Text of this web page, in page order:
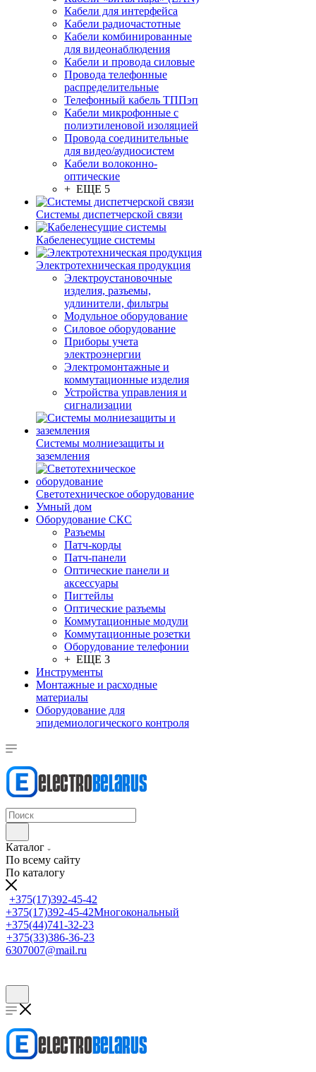
Кабели для интерфейса
Кабели радиочастотные
Кабели комбинированные
для видеонаблюдения
Кабели и провода силовые
Провода телефонные
распределительные
Телефонный кабель ТППэп
Кабели микрофонные с
полиэтиленовой изоляцией
Провода соединительные
для видео/аудиосистем
Кабели волоконно-
оптические
+ ЕЩЕ 5
Системы диспетчерской связи
Кабеленесущие системы
Электротехническая продукция
Электроустановочные
изделия, разъемы,
удлинители, фильтры
Модульное оборудование
Силовое оборудование
Приборы учета
электроэнергии
Электромонтажные и
коммутационные изделия
Устройства управления и
сигнализации
Системы молниезащиты и
заземления
Светотехническое оборудование
Умный дом
Оборудование СКС
Разъемы
Патч-корды
Патч-панели
Оптические панели и
аксессуары
Пигтейлы
Оптические разъемы
Коммутационные модули
Коммутационные розетки
Оборудование телефонии
+ ЕЩЕ 3
Инструменты
Монтажные и расходные
материалы
Оборудование для
эпидемиологического контроля
Каталог
По всему сайту
По каталогу
+375(17)392-45-42
+375(17)392-45-42Многокональный
+375(44)741-32-23
+375(33)386-36-23
6307007@mail.ru